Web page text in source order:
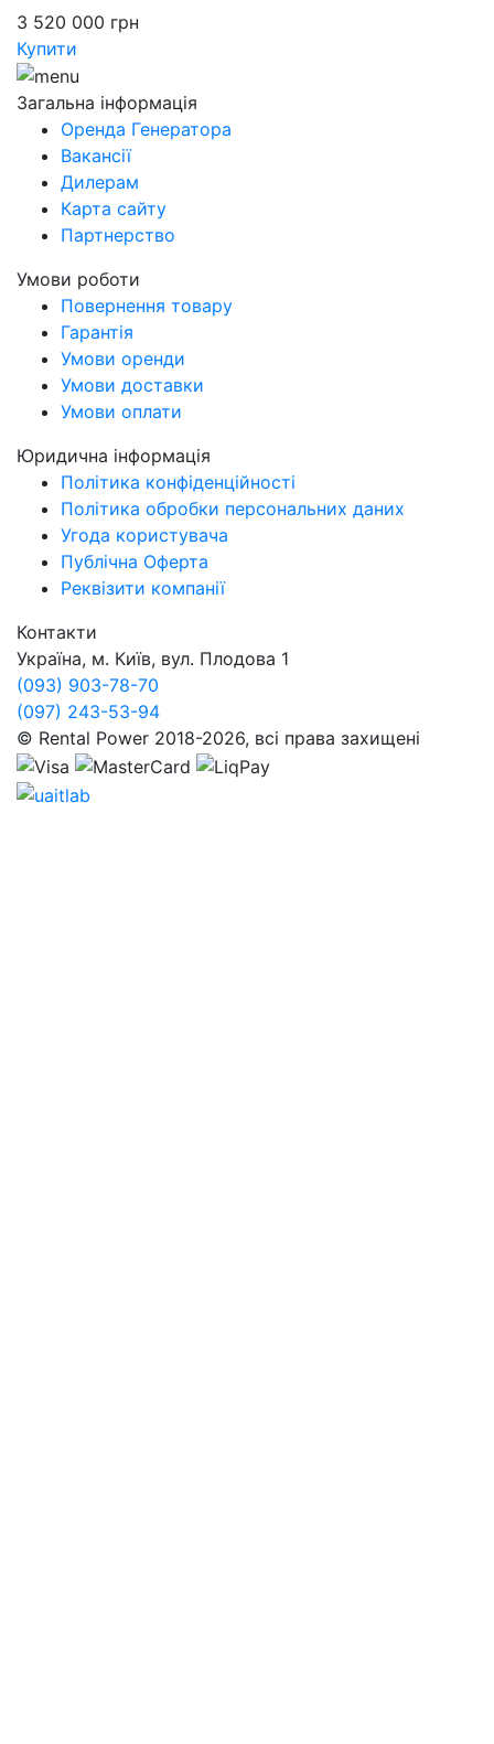
3 520 000 грн
Купити
Загальна інформація
Оренда Генератора
Вакансії
Дилерам
Карта сайту
Партнерство
Умови роботи
Повернення товару
Гарантія
Умови оренди
Умови доставки
Умови оплати
Юридична інформація
Політика конфіденційності
Політика обробки персональних даних
Угода користувача
Публічна Оферта
Реквізити компанії
Контакти
Україна, м. Київ, вул. Плодова 1
(093) 903-78-70
(097) 243-53-94
© Rental Power 2018-2026, всі права захищені